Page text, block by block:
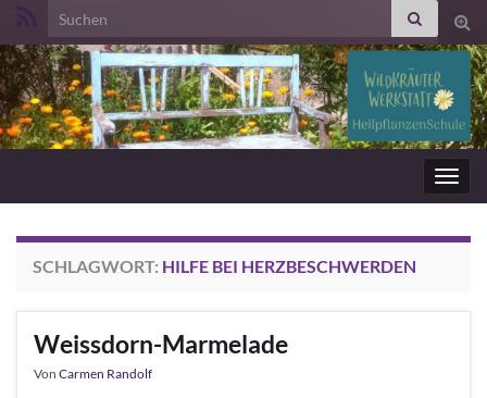
Search for:
SCHLAGWORT: HILFE BEI HERZBESCHWERDEN
Weissdorn-Marmelade
Von Carmen Randolf